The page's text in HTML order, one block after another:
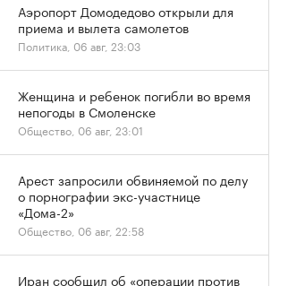
Аэропорт Домодедово открыли для
приема и вылета самолетов
Политика, 06 авг, 23:03
Женщина и ребенок погибли во время
непогоды в Смоленске
Общество, 06 авг, 23:01
Арест запросили обвиняемой по делу
о порнографии экс-участнице
«Дома-2»
Общество, 06 авг, 22:58
Иран сообщил об «операции против